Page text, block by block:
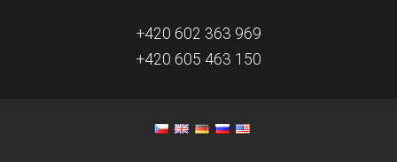
+420 602 363 969
+420 605 463 150